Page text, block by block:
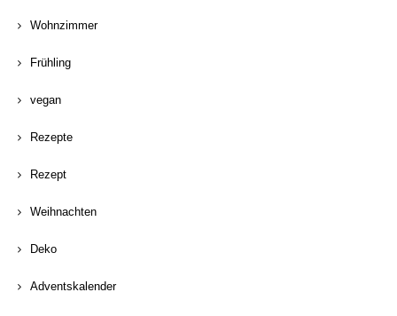
Wohnzimmer
Frühling
vegan
Rezepte
Rezept
Weihnachten
Deko
Adventskalender